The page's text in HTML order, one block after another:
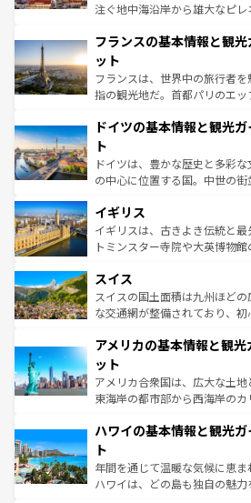
できる。朝目覚めてから夜眠
なお、新着のイタリア情報はコ
しい。
注ぐ地中海沿岸から雄大なピ
文化が根付くこの国では、情熱
れる闘牛、そして美味しいタパ
る。首都マドリードの洗練さ
アートに溢れた街角から、地
せる。地方によって風土や気
ンテンツ一覧 を参照してほしい
フランスの基本情報と観
ット
フランスは、世界中の旅行者
指の観光地だ。首都パリのエ
で、幅広い魅力が詰まってい
聖堂、美しいビーチ、そして豊
から魅了する。また、フラン
れ、フランス料理はユネスコ
香り高いラベンダー畑など、多
らに、パリ以外の地域にも魅
も豊かな歴史と文化が息づいて
を参照してほしい。
ドイツの基本情報と観光
ト
ドイツは、豊かな歴史と多彩
の中心に位置する国。中世の
顔を持つこの国は、どこを歩い
ルリンの文化的活気、バイエ
してライン川沿いのワイン畑
は、お酒好きな人にはぜひ体験してほし
ドイツ情報はコンテンツ一覧を
イギリス
イギリスは、古きよき伝統と
トミンスター寺院や大英博物
リアごとに異なる魅力がある。
ティー、ビール好きにはたま
戦など、本場だからこそでき
ンツ一覧を参照してほしい。
スイス
スイスの国土面積は九州ほど
な交通網が整備されており、
の建物がそのまま残る町や、ス
博物館もあり、アルプス観光だ
ことができる。国民の所得が高
者向けの交通パス提供のサー
着のスイス情報はコンテンツ一
アメリカの基本情報と観
ット
アメリカ合衆国は、広大な土地
東海岸の都市部から西海岸の
のような巨大都市は、観光、シ
ンメントが詰まった刺激的なス
西部には大自然が広がり、グ
ストーン国立公園といった絶
ハワイの基本情報と観光
ト
年間を通じて温暖な気候に恵
ハワイは、どの島も独自の魅